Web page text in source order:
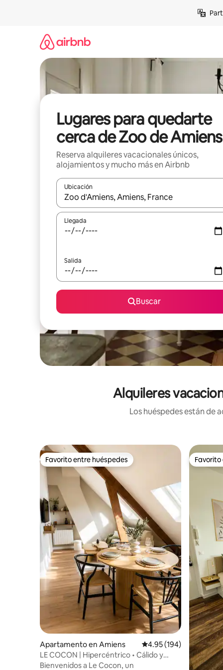
Lugares para quedarte
cerca de Zoo de Amiens
Reserva alquileres vacacionales únicos,
alojamientos y mucho más en Airbnb
Ubicación
Cuando los resultados estén disponibles,
Llegada
Salida
Buscar
Alquileres
Los huéspedes están de
Favorito entre huéspedes
Favorito entre huéspedes
Apartamento en Amiens Calificación promedio:
4.95 (194)
LE COCON | Hipercéntrico • Cálido y
atípico
Bienvenidos a Le Cocon, un